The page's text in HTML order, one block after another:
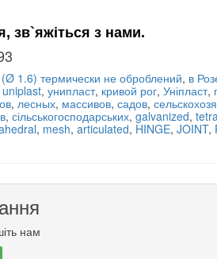
зв`яжіться з нами.
(Ø 1.6) термически не оброблений, в
uniplast, унипласт, кривой рог, Уніпласт,
, лесных, массивов, садов,
, сільськогосподарських, galvanized,
, mesh, articulated, HINGE, JOINT,
нам